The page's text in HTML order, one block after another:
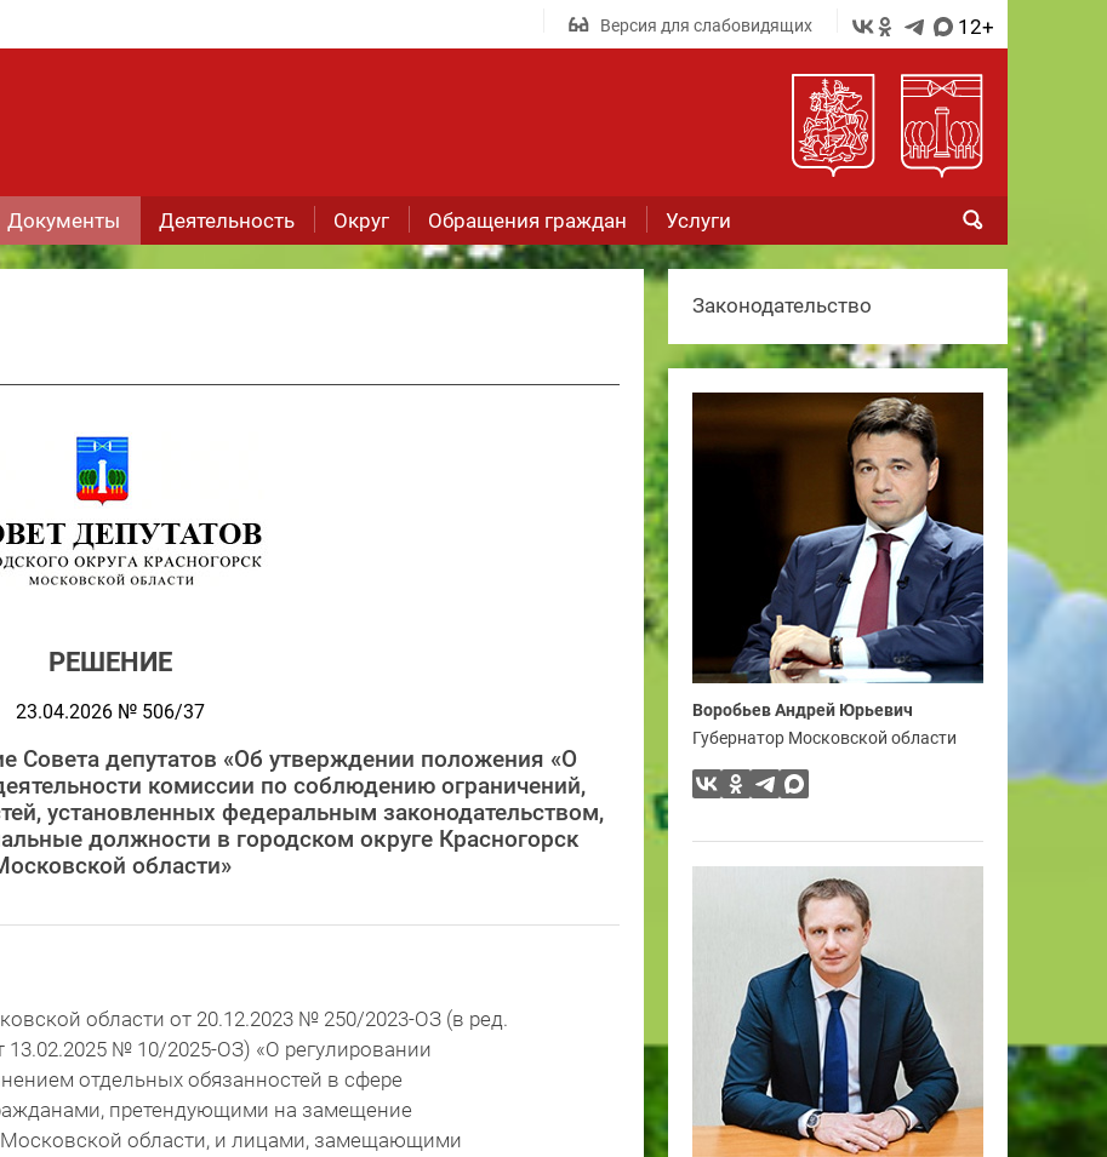
Версия для слабовидящих 12+
Документы Деятельность Округ Обращения граждан Услуги
РЕШЕНИЕ
23.04.2026 № 506/37
Совета депутатов «Об утверждении положения «О
комиссии по соблюдению ограничений,
установленных федеральным законодательством,
должности в городском округе Красногорск
области»
области от 20.12.2023 № 250/2023-ОЗ (в ред.
№ 10/2025-ОЗ) «О регулировании
отдельных обязанностей в сфере
претендующими на замещение
области, и лицами, замещающими
Законодательство
Воробьев Андрей Юрьевич
Губернатор Московской области